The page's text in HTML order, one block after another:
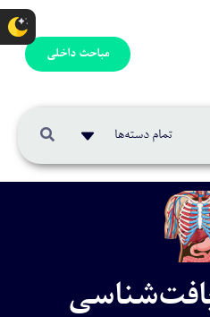
مباحث داخلی
بافت‌شناسی